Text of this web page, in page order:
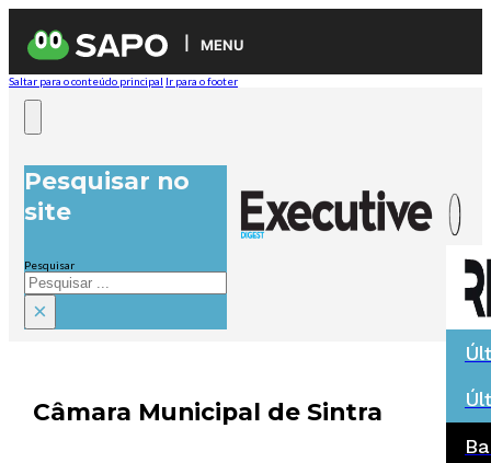
MENU
Saltar para o conteúdo principal Ir para o footer
Pesquisar no
site
Pesquisar
×
Câmara Municipal de Sintra